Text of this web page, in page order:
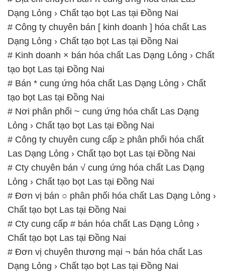
Dạng Lỏng › Chất tạo bọt Las tại Đồng Nai
# Công ty chuyên bán [ kinh doanh ] hóa chất Las
Dạng Lỏng › Chất tạo bọt Las tại Đồng Nai
# Kinh doanh × bán hóa chất Las Dạng Lỏng › Chất
tạo bọt Las tại Đồng Nai
# Bán * cung ứng hóa chất Las Dạng Lỏng › Chất
tạo bọt Las tại Đồng Nai
# Nơi phân phối ~ cung ứng hóa chất Las Dạng
Lỏng › Chất tạo bọt Las tại Đồng Nai
# Công ty chuyên cung cấp ≥ phân phối hóa chất
Las Dạng Lỏng › Chất tạo bọt Las tại Đồng Nai
# Cty chuyên bán √ cung ứng hóa chất Las Dạng
Lỏng › Chất tạo bọt Las tại Đồng Nai
# Đơn vị bán ○ phân phối hóa chất Las Dạng Lỏng ›
Chất tạo bọt Las tại Đồng Nai
# Cty cung cấp # bán hóa chất Las Dạng Lỏng ›
Chất tạo bọt Las tại Đồng Nai
# Đơn vị chuyên thương mại ¬ bán hóa chất Las
Dạng Lỏng › Chất tạo bọt Las tại Đồng Nai